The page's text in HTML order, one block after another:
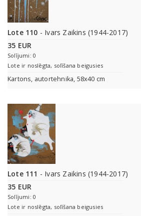
Lote 110 - Ivars Zaikins (1944-2017)
35 EUR
Solījumi: 0
Lote ir noslēgta, solīšana beigusies
Kartons, autortehnika, 58x40 cm
Lote 111 - Ivars Zaikins (1944-2017)
35 EUR
Solījumi: 0
Lote ir noslēgta, solīšana beigusies